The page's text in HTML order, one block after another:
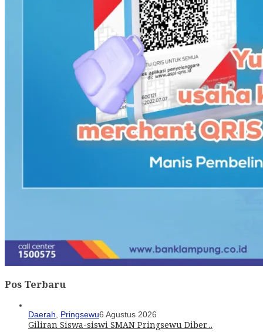
Pos Terbaru
Daerah Pringsewu6 Agustus 2026
Giliran Siswa-siswi SMAN Pringsewu Diber…